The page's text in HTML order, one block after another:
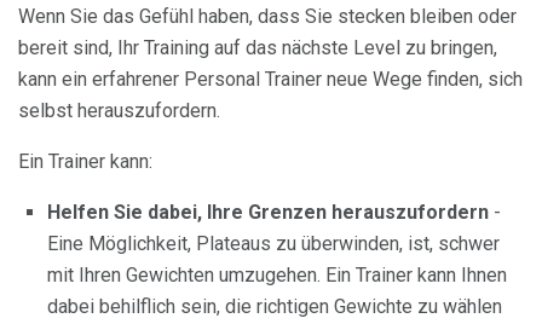
Wenn Sie das Gefühl haben, dass Sie stecken bleiben oder
bereit sind, Ihr Training auf das nächste Level zu bringen,
kann ein erfahrener Personal Trainer neue Wege finden, sich
selbst herauszufordern.
Ein Trainer kann:
Helfen Sie dabei, Ihre Grenzen herauszufordern -
Eine Möglichkeit, Plateaus zu überwinden, ist, schwer
mit Ihren Gewichten umzugehen. Ein Trainer kann Ihnen
dabei behilflich sein, die richtigen Gewichte zu wählen